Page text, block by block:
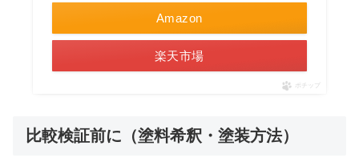
Amazon
楽天市場
ポチップ
比較検証前に（塗料希釈・塗装方法）